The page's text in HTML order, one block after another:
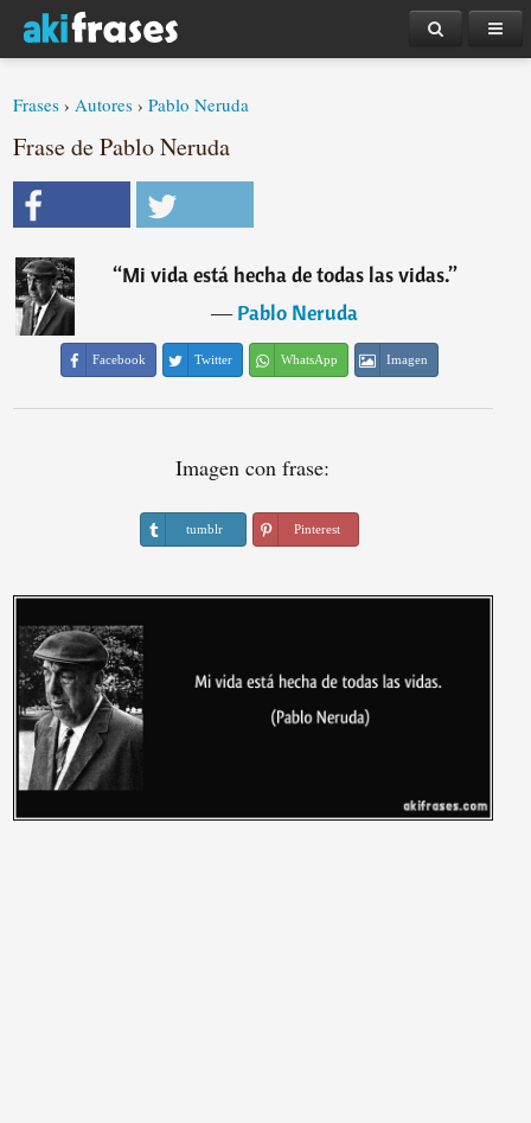
Frases ›Autores ›Pablo Neruda
Frase de Pablo Neruda
“Mi vida está hecha de todas las vidas.”
―Pablo Neruda
Facebook Twitter WhatsApp Imagen
Imagen con frase:
tumblr Pinterest